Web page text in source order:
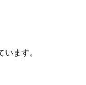
います。